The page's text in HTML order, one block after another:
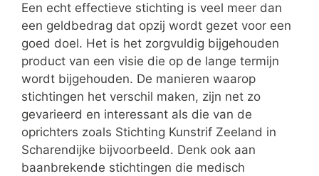
Een echt effectieve stichting is veel meer dan
een geldbedrag dat opzij wordt gezet voor een
goed doel. Het is het zorgvuldig bijgehouden
product van een visie die op de lange termijn
wordt bijgehouden. De manieren waarop
stichtingen het verschil maken, zijn net zo
gevarieerd en interessant als die van de
oprichters zoals Stichting Kunstrif Zeeland in
Scharendijke bijvoorbeeld. Denk ook aan
baanbrekende stichtingen die medisch